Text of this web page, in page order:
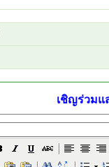
เชิญร่วมแ